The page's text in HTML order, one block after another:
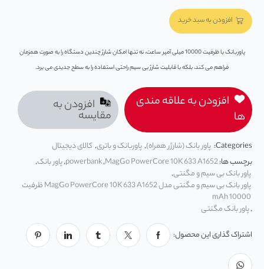
افزودن به سبد خرید
پاوربانک با ظرفیت 10000 میلی آمپر ساعت، نه تنها امکان شارژ چندین دستگاه را به صورت همزمان
فراهم می ‌کند، بلکه با قابلیت شارژ بی ‌سیم راحتی استفاده را به سطح جدیدی می ‌برد.
افزودن به علاقه مندی
ها
افزودن به
مقایسه
Categories: پاور بانک (شارژر همراه),پاوربانک و باتری, کالای دیجیتال
برچسب ها:MagGo PowerCore 10K 633 A1652
,
powerbank
,پاور بانک,
پاور بانک بی سیم و مگنتی,
پاور بانک بی سیم و مگنتی مدل MagGo PowerCore 10K 633 A1652 ظرفیت
mAh 10000
,پاور بانک مگنتی
اشتراک گذاری این محصول: